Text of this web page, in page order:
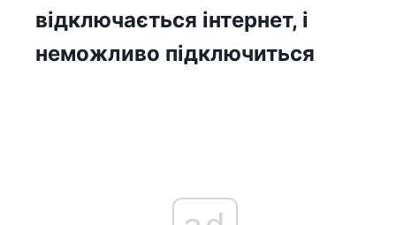
відключається інтернет, і
неможливо підключиться